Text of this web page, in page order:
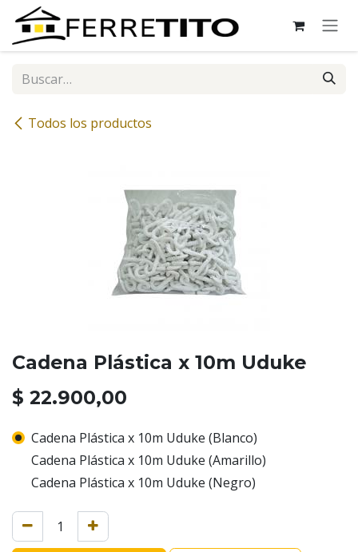
Ir al contenido
Todos los productos
Cadena Plástica x 10m Uduke
$ 22.900,00
Cadena Plástica x 10m Uduke (Blanco)
Cadena Plástica x 10m Uduke (Amarillo)
Cadena Plástica x 10m Uduke (Negro)